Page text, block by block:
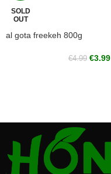
SOLD
OUT
al gota freekeh 800g
€4.99 €3.99